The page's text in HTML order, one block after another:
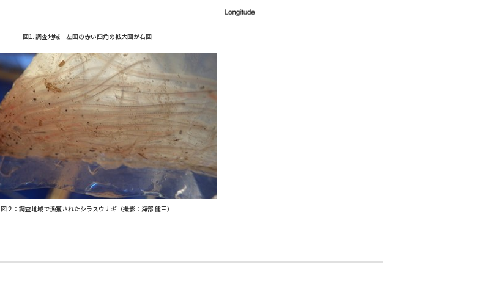
図1. 調査地域 左図の赤い四角の拡大図が右図
図２：調査地域で漁獲されたシラスウナギ（撮影：海部 健三）